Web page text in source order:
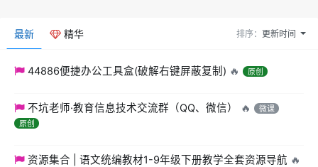
最新 精华 排序：更新时间
44886便捷办公工具盒(破解右键屏蔽复制) 🔥 原创
不坑老师·教育信息技术交流群（QQ、微信） 🔥
微课
原创
资源集合 | 语文统编教材1-9年级下册教学全套资源导航 🔥